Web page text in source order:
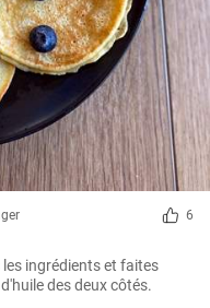
6
ingrédients et faites
des deux côtés.